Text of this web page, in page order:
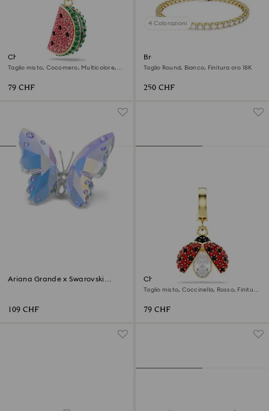
Charm Idyllia
Taglio misto, Cocomero, Multicolore,
79 CHF
4 Colorazioni
Bracciale Tennis Matrix
Taglio Round, Bianco, Finitura oro 18K
250 CHF
‎Ariana Grande x Swarovski
109 CHF
Charm Idyllia
Taglio misto, Coccinella, Rosso, Finitura
79 CHF